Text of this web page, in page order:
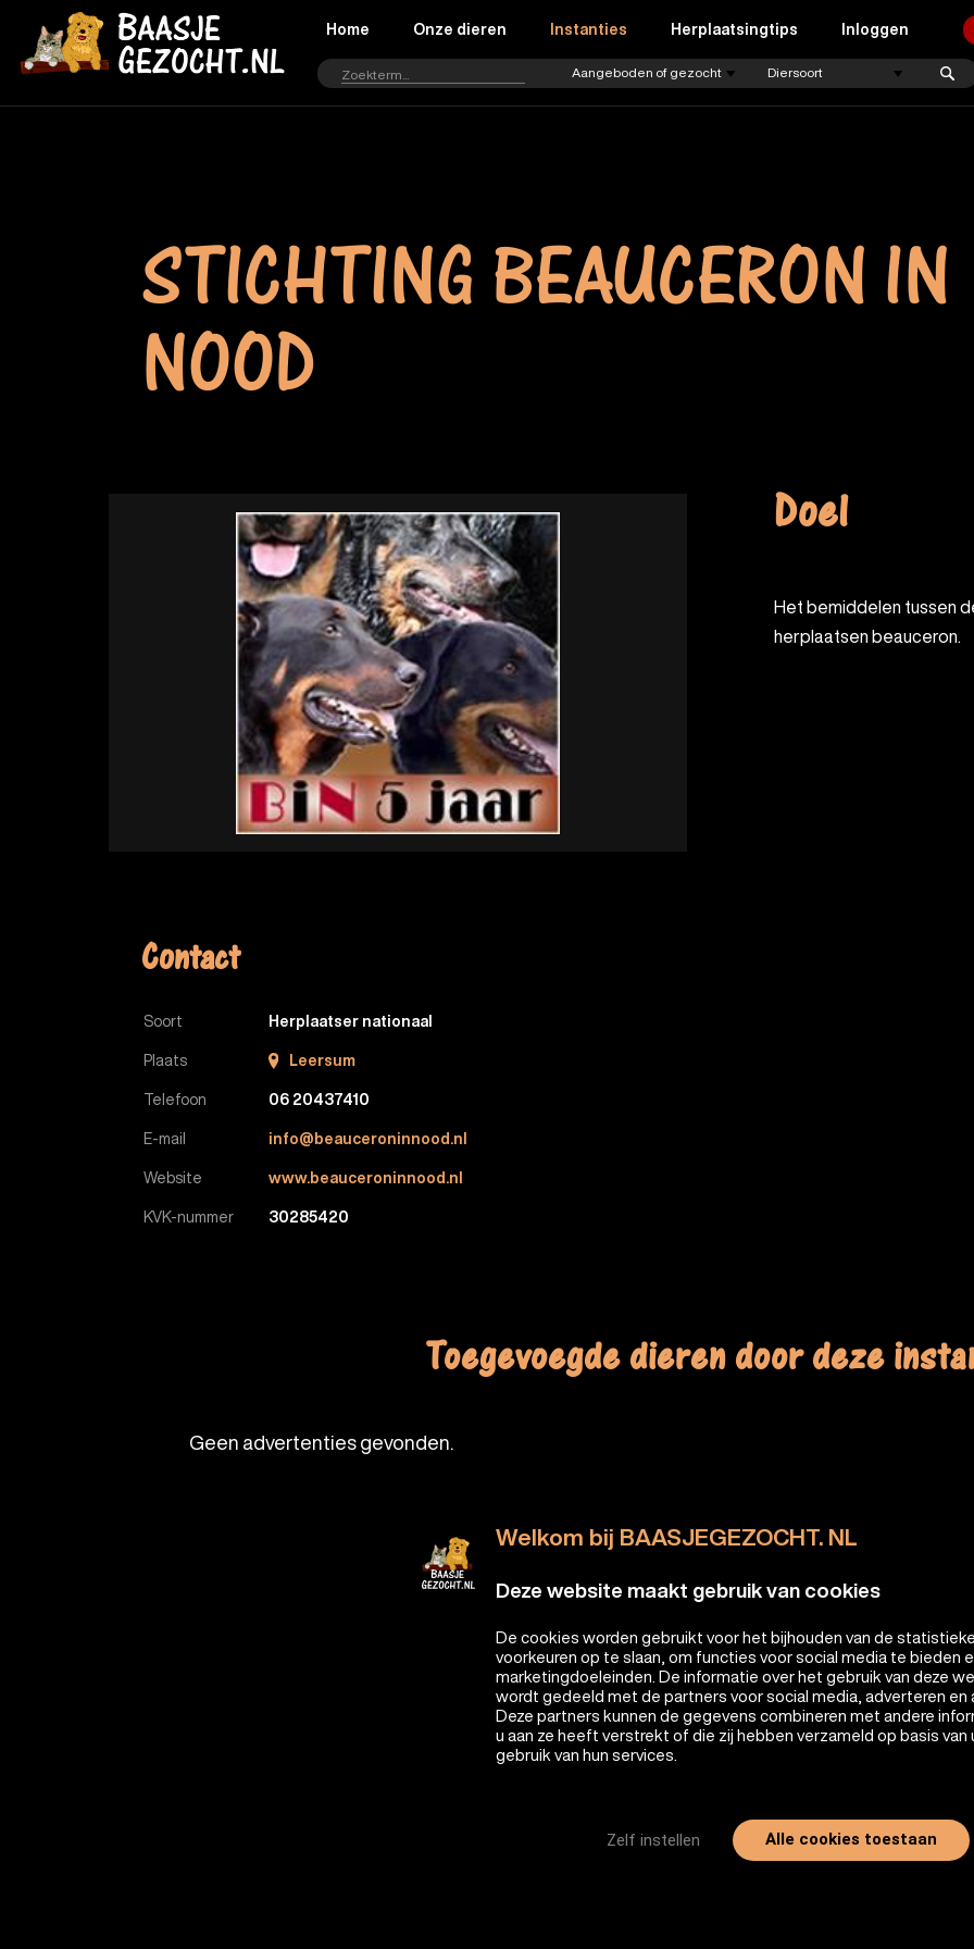
Welkom bij BAASJEGEZOCHT. NL
Deze website maakt gebruik van cookies
De cookies worden gebruikt voor het bijhouden van de
voorkeuren op te slaan, om functies voor social media te bieden
marketingdoeleinden. De informatie over het gebruik van deze
wordt gedeeld met de partners voor social media, adverteren en
Deze partners kunnen de gegevens combineren met andere
u aan ze heeft verstrekt of die zij hebben verzameld op basis van
gebruik van hun services.
Zelf instellen Alle cookies toestaan
Home Onze dieren Instanties Herplaatsingtips Inloggen
STICHTING BEAUCERON IN
NOOD
Contact
Soort Herplaatser nationaal
Plaats Leersum
Telefoon 06 20437410
E-mail info@beauceroninnood.nl
Website www.beauceroninnood.nl
KVK-nummer 30285420
Doel
Het bemiddelen tussen de oude en de nieuwe eigenaar van een te
herplaatsen beauceron.
Toegevoegde dieren door deze
Geen advertenties gevonden.